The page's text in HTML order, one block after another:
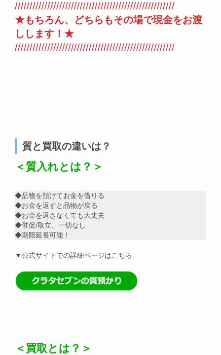
//////////////////////////////////////////////////////
★もちろん、どちらもその場で現金をお渡
しします！★
//////////////////////////////////////////////////////
質と買取の違いは？
＜質入れとは？＞
◆品物を預けてお金を借りる
◆お金を返すと品物が戻る
◆お金を返さなくても大丈夫
◆催促/取立、一切なし
◆期限延長可能！
▼公式サイトでの詳細ページはこちら
＜買取とは？＞